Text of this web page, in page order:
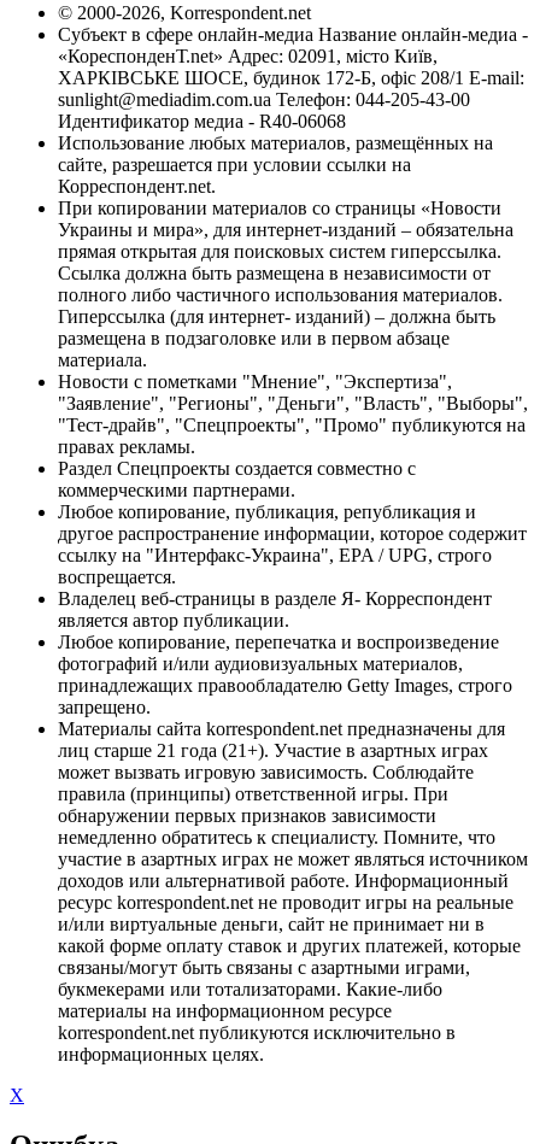
© 2000-2026, Korrespondent.net
Субъект в сфере онлайн-медиа Название онлайн-медиа -
«КореспонденТ.net» Адрес: 02091, місто Київ,
ХАРКІВСЬКЕ ШОСЕ, будинок 172-Б, офіс 208/1 E-mail:
sunlight@mediadim.com.ua Телефон: 044-205-43-00
Идентификатор медиа - R40-06068
Использование любых материалов, размещённых на
сайте, разрешается при условии ссылки на
Корреспондент.net.
При копировании материалов со страницы «Новости
Украины и мира», для интернет-изданий – обязательна
прямая открытая для поисковых систем гиперссылка.
Ссылка должна быть размещена в независимости от
полного либо частичного использования материалов.
Гиперссылка (для интернет- изданий) – должна быть
размещена в подзаголовке или в первом абзаце
материала.
Новости с пометками "Мнение", "Экспертиза",
"Заявление", "Регионы", "Деньги", "Власть", "Выборы",
"Тест-драйв", "Спецпроекты", "Промо" публикуются на
правах рекламы.
Раздел Спецпроекты создается совместно с
коммерческими партнерами.
Любое копирование, публикация, републикация и
другое распространение информации, которое содержит
ссылку на "Интерфакс-Украина", EPA / UPG, строго
воспрещается.
Владелец веб-страницы в разделе Я- Корреспондент
является автор публикации.
Любое копирование, перепечатка и воспроизведение
фотографий и/или аудиовизуальных материалов,
принадлежащих правообладателю Getty Images, строго
запрещено.
Материалы сайта korrespondent.net предназначены для
лиц старше 21 года (21+). Участие в азартных играх
может вызвать игровую зависимость. Соблюдайте
правила (принципы) ответственной игры. При
обнаружении первых признаков зависимости
немедленно обратитесь к специалисту. Помните, что
участие в азартных играх не может являться источником
доходов или альтернативой работе. Информационный
ресурс korrespondent.net не проводит игры на реальные
и/или виртуальные деньги, сайт не принимает ни в
какой форме оплату ставок и других платежей, которые
связаны/могут быть связаны с азартными играми,
букмекерами или тотализаторами. Какие-либо
материалы на информационном ресурсе
korrespondent.net публикуются исключительно в
информационных целях.
X